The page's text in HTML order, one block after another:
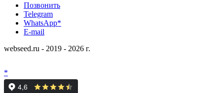
Позвонить
Telegram
WhatsApp*
E-mail
webseed.ru - 2019 - 2026 г.
*